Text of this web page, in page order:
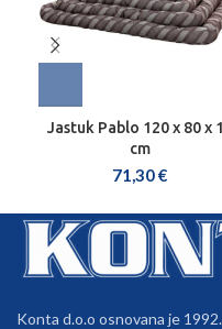
Jastuk Pablo 120 x 80 x
cm
71,30€
Konta d.o.o osnovana je